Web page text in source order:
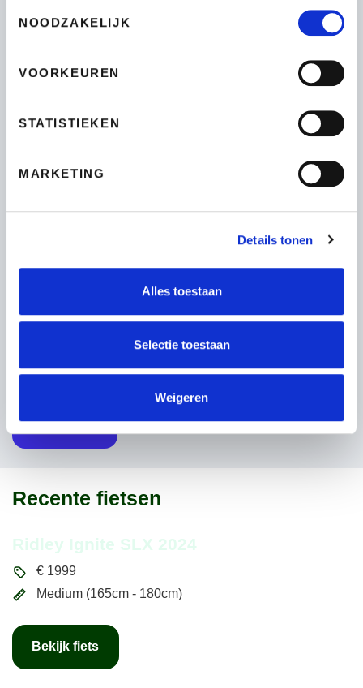
NOODZAKELIJK
VOORKEUREN
STATISTIEKEN
MARKETING
Details tonen
Alles toestaan
Selectie toestaan
Weigeren
TELEFOONNUMMER
Recente fietsen
Ridley Ignite SLX 2024
€ 1999
Medium (165cm - 180cm)
Bekijk fiets